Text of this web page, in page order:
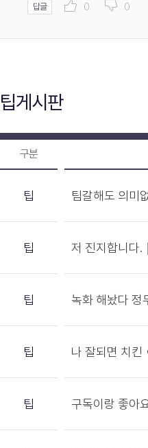
답글 0 0
팁게시판
구분
팁 팀갈해도 의미
팁 저 진지합니다.
팁 녹화 해놨다 정
팁 나 잘되면 치킨
팁 구독이랑 좋아